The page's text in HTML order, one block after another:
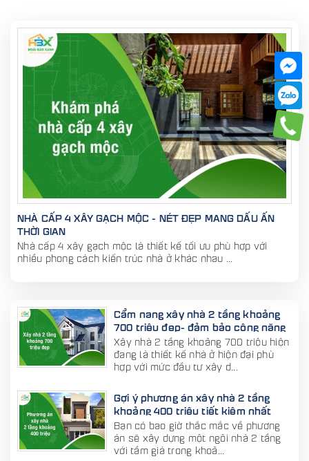
NHÀ CẤP 4 XÂY GẠCH MỘC - NÉT ĐẸP MANG DẤU ẤN
THỜI GIAN
Nhà cấp 4 xây gạch mộc là thiết kế tối ưu phù hợp với
nhiều phong cách kiến trúc nhà ở khác nhau ...
Cẩm nang xây nhà 2 tầng khoảng
700 triệu đẹp- đảm bảo công năng
Xây nhà 2 tầng khoảng 700 triệu hiện
đang là thiết kế nhà ở hiện đại phù
hợp với mức đầu tư xây d...
Gợi ý phương án xây nhà 2 tầng
khoảng 400 triệu tiết kiệm nhất
Bạn có bao giờ thắc mắc về phương
án sẽ xây dựng một ngôi nhà 2 tầng
với tầm giá trong khoả...